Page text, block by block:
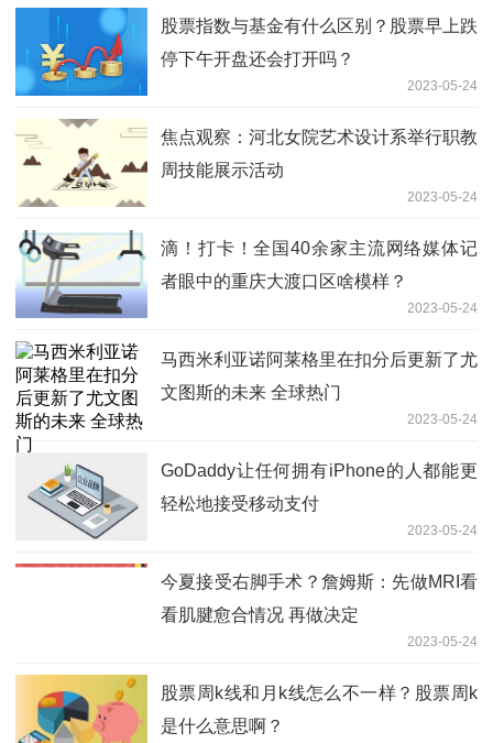
股票指数与基金有什么区别？股票早上跌
停下午开盘还会打开吗？
2023-05-24
焦点观察：河北女院艺术设计系举行职教
周技能展示活动
2023-05-24
滴！打卡！全国40余家主流网络媒体记
者眼中的重庆大渡口区啥模样？
2023-05-24
马西米利亚诺阿莱格里在扣分后更新了尤
文图斯的未来 全球热门
2023-05-24
GoDaddy让任何拥有iPhone的人都能更
轻松地接受移动支付
2023-05-24
今夏接受右脚手术？詹姆斯：先做MRI看
看肌腱愈合情况 再做决定
2023-05-24
股票周k线和月k线怎么不一样？股票周k
是什么意思啊？